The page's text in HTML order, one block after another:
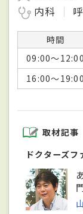
内科
時間
09:00～12:00
16:00～19:00
取材記事
ドクターズフ